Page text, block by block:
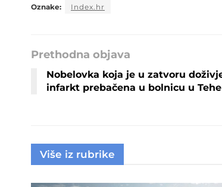
Oznake: Index.hr
Prethodna objava
Nobelovka koja je u zatvoru
infarkt prebačena u bolnicu u
Više iz rubrike